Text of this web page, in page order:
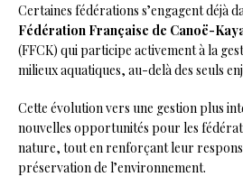
Certaines fédérations s’engagent déjà
Fédération Française de Canoë-
(FFCK) qui participe activement à la
milieux aquatiques, au-delà des seuls
Cette évolution vers une gestion plus
nouvelles opportunités pour les
nature, tout en renforçant leur
préservation de l’environnement.